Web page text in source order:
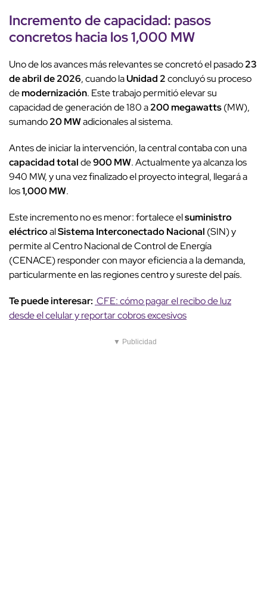
Incremento de capacidad: pasos
concretoshacia los1,000 MW
Uno de los avances más relevantes se concretó el pasado23
de abril de 2026, cuando laUnidad 2concluyó su proceso
demodernización. Este trabajo permitió elevar su
capacidad de generación de 180 a200 megawatts(MW),
sumando20 MWadicionales al sistema.
Antes de iniciar la intervención, la central contaba con una
capacidad totalde900 MW. Actualmente ya alcanza los
940 MW, y una vez finalizado el proyecto integral, llegará a
los1,000 MW.
Este incremento no es menor: fortalece elsuministro
eléctricoalSistema Interconectado Nacional (SIN) y
permite al Centro Nacional de Control de Energía
(CENACE) responder con mayor eficiencia a la demanda,
particularmente en las regiones centro y sureste del país.
Te puede interesar: CFE: cómo pagar el recibo de luz
desde el celular y reportar cobros excesivos
▼ Publicidad